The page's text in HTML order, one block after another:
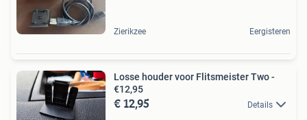
Zierikzee Eergisteren
Losse houder voor Flitsmeister Two -
€12,95
€ 12,95 Details